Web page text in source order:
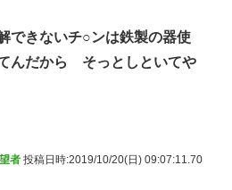
できないチ○ンは鉄製の器使
んだから そっとしといてや
者 投稿日時:2019/10/20(日) 09:07:11.70